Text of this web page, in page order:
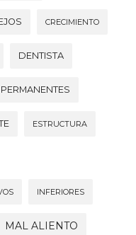
CRECIMIENTO
DENTISTA
ESTRUCTURA
INFERIORES
MAL ALIENTO